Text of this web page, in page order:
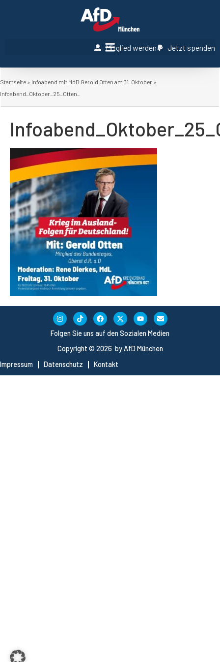
Mitglied werden Jetzt spenden
Startseite » Infoabend mit MdB Gerold Otten am 31. Oktober »
Infoabend_Oktober_25_Otten_
Copyright © 2026 by AfD München
Impressum
Datenschutz Kontakt
Folgen Sie uns auf den Sozialen Medien